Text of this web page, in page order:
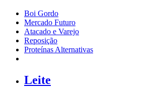
Boi Gordo
Mercado Futuro
Atacado e Varejo
Reposição
Proteínas Alternativas
Leite